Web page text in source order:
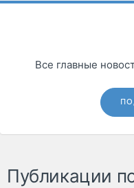
Все главные
Публикации